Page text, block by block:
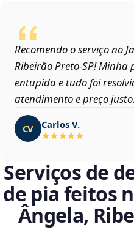
Recomendo o serviço no
Ribeirão Preto‑SP!
entupida e tudo foi
atendimento e preço justo.
CV Carlos V.
Serviços de
de pia feitos
Ângela,